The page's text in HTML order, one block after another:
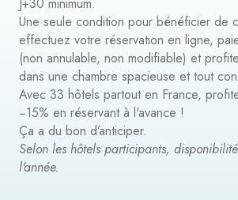
Une seule condition pour bénéficier de
effectuez votre réservation en ligne,
(non annulable, non modifiable) et
dans une chambre spacieuse et tout
Avec 33 hôtels partout en France,
−15% en réservant à l'avance !
Ça a du bon d’anticiper.
Selon les hôtels participants,
l'année.